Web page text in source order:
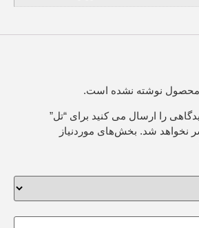
محصول نوشته نشده است.
را ارسال می کنید برای “تل”
نخواهد شد. بخش‌های موردنیاز